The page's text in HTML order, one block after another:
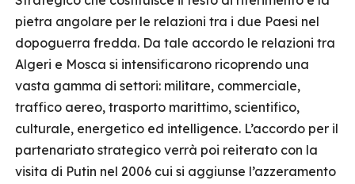
pietra angolare per le relazioni tra i due Paesi nel
dopoguerra fredda. Da tale accordo le relazioni tra
Algeri e Mosca si intensificarono ricoprendo una
vasta gamma di settori: militare, commerciale,
traffico aereo, trasporto marittimo, scientifico,
culturale, energetico ed intelligence. L’accordo per il
partenariato strategico verrà poi reiterato con la
visita di Putin nel 2006 cui si aggiunse l’azzeramento